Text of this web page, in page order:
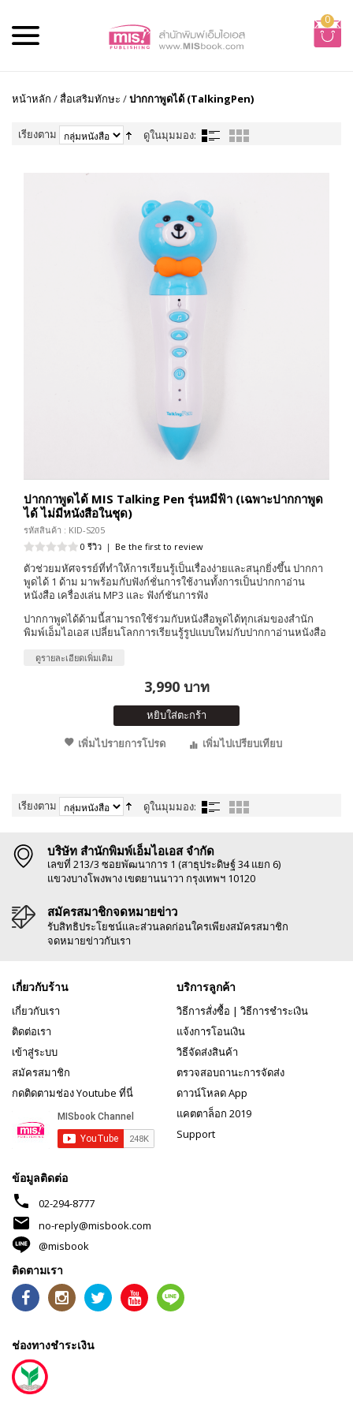
0
หน้าหลัก /สื่อเสริมทักษะ /ปากกาพูดได้ (TalkingPen)
เรียงตาม ดูในมุมมอง:
ปากกาพูดได้ MIS Talking Pen รุ่นหมีฟ้า (เฉพาะปากกาพูด
ได้ ไม่มีหนังสือในชุด)
รหัสสินค้า : KID-S205
0 รีวิว | Be the first to review
ตัวช่วยมหัศจรรย์ที่ทำให้การเรียนรู้เป็นเรื่องง่ายและสนุกยิ่งขึ้น ปากกา
พูดได้ 1 ด้าม มาพร้อมกับฟังก์ชั่นการใช้งานทั้งการเป็นปากกาอ่าน
หนังสือ เครื่องเล่น MP3 และ ฟังก์ชันการฟัง
ปากกาพูดได้ด้ามนี้สามารถใช้ร่วมกับหนังสือพูดได้ทุกเล่มของสำนัก
พิมพ์เอ็มไอเอส เปลี่ยนโลกการเรียนรู้รูปแบบใหม่กับปากกาอ่านหนังสือ
ดูรายละเอียดเพิ่มเติม
3,990 บาท
หยิบใส่ตะกร้า
เพิ่มไปรายการโปรด
เพิ่มไปเปรียบเทียบ
เรียงตาม ดูในมุมมอง:
บริษัท สำนักพิมพ์เอ็มไอเอส จำกัด
เลขที่ 213/3 ซอยพัฒนาการ 1 (สาธุประดิษฐ์ 34 แยก 6)
แขวงบางโพงพาง เขตยานนาวา กรุงเทพฯ 10120
สมัครสมาชิกจดหมายข่าว
รับสิทธิประโยชน์และส่วนลดก่อนใครเพียงสมัครสมาชิก
จดหมายข่าวกับเรา
เกี่ยวกับร้าน
เกี่ยวกับเรา
ติดต่อเรา
เข้าสู่ระบบ
สมัครสมาชิก
กดติดตามช่อง Youtube ที่นี่
บริการลูกค้า
วิธีการสั่งซื้อ | วิธีการชำระเงิน
แจ้งการโอนเงิน
วิธีจัดส่งสินค้า
ตรวจสอบถานะการจัดส่ง
ดาวน์โหลด App
แคตตาล็อก 2019
Support
ข้อมูลติดต่อ
phone 02-294-8777
mail
no-reply@misbook.com
@misbook
ติดตามเรา
ช่องทางชำระเงิน